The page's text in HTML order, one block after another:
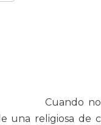
Cuando
una religiosa de